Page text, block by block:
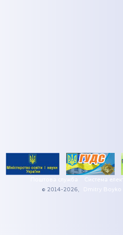
Поштова служба
Система
© 2014-2026,
Dmitry Boyko